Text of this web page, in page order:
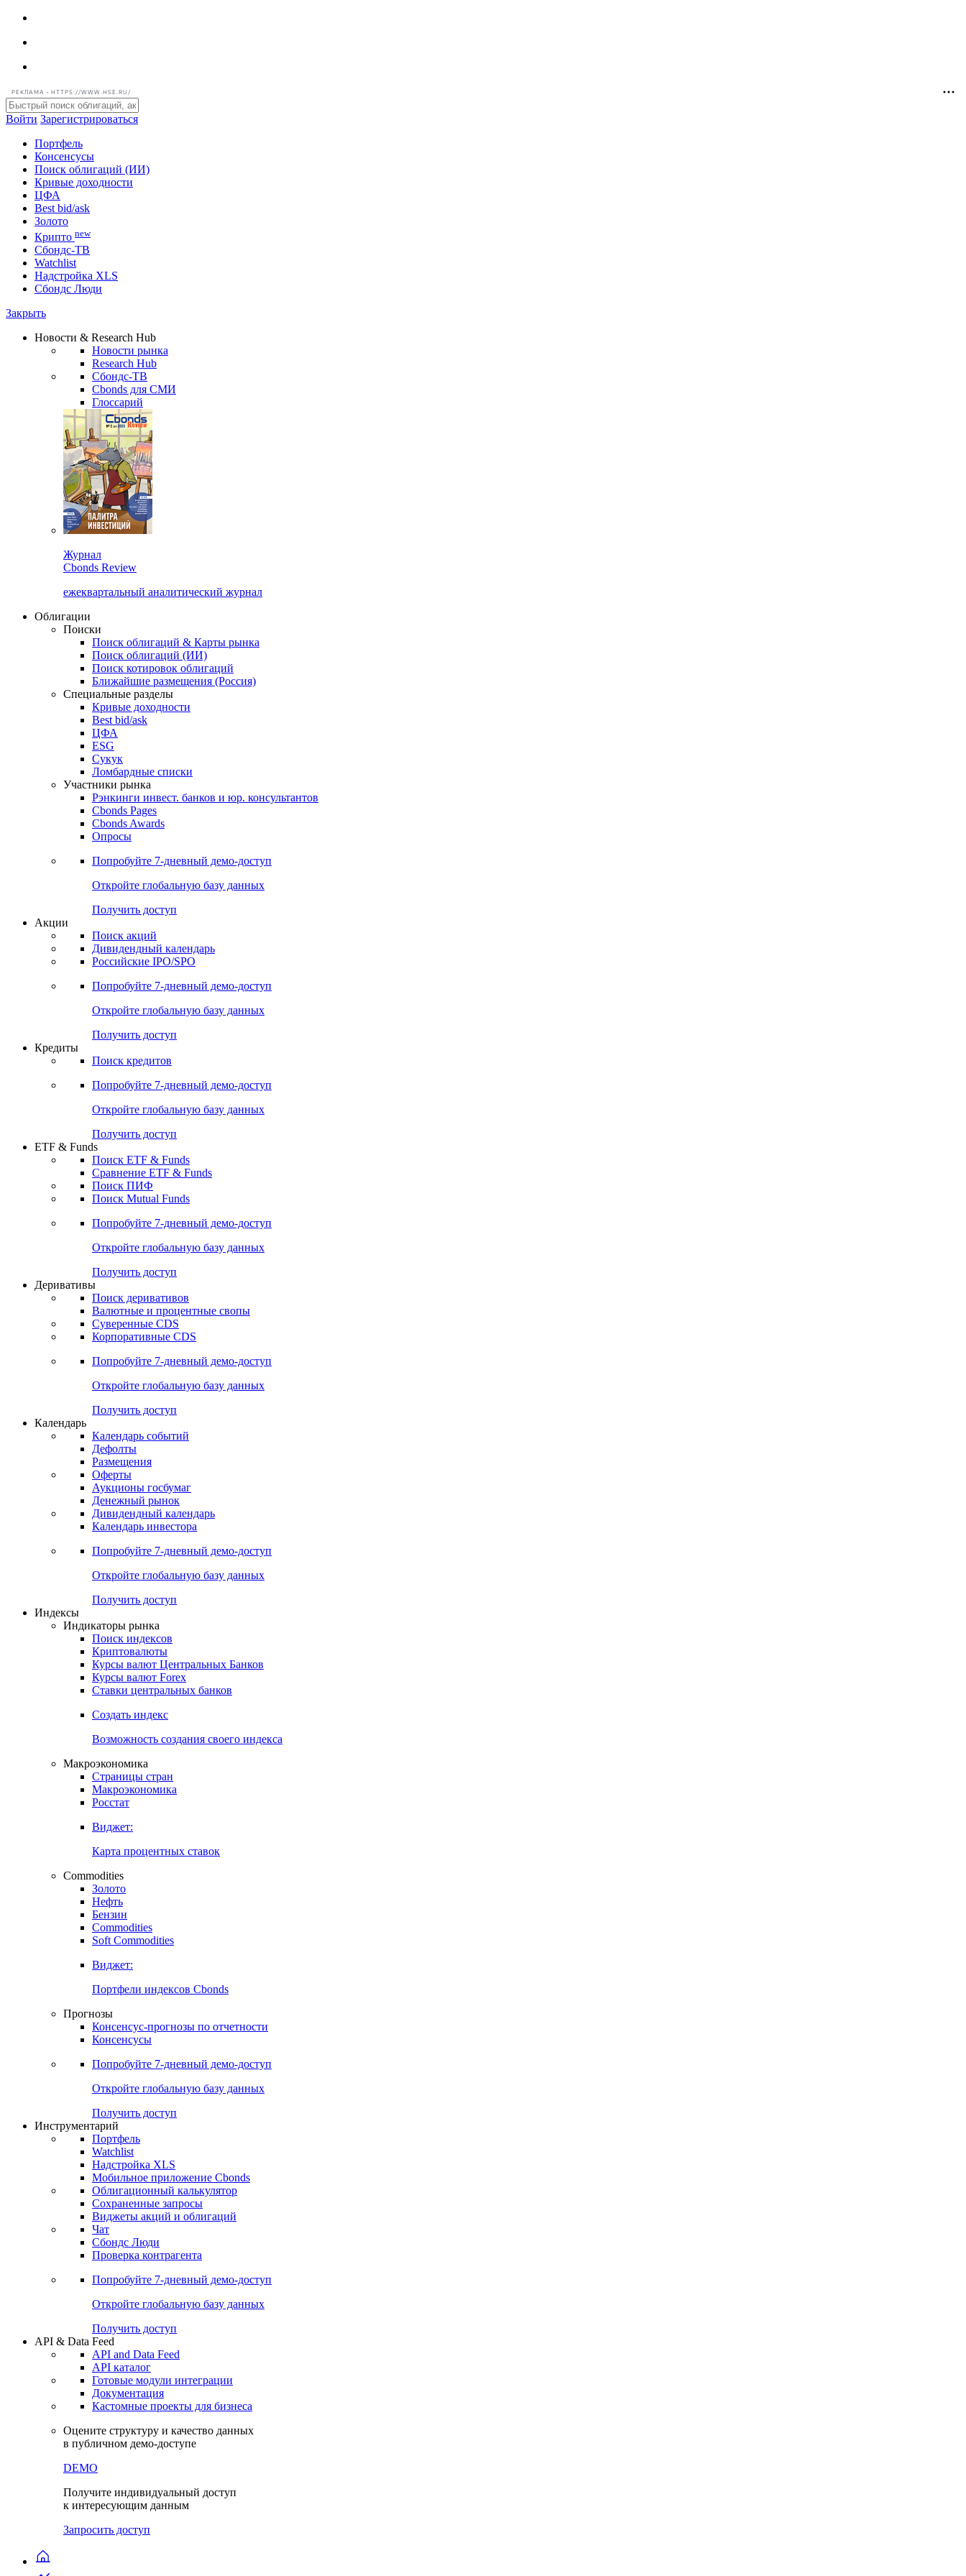
РЕКЛАМА • HTTPS://WWW.HSE.RU/
Войти Зарегистрироваться
Портфель
Консенсусы
Поиск облигаций (ИИ)
Кривые доходности
ЦФА
Best bid/ask
Золото
Криптоnew
Сбондс-ТВ
Надстройка XLS
Сбондс Люди
Новости & Research Hub
Новости рынка
Research Hub
Сбондс-ТВ
Cbonds для СМИ
Глоссарий
Журнал
Cbonds Review
ежеквартальный аналитический журнал
Облигации
Поиски
Поиск облигаций & Карты рынка
Поиск облигаций (ИИ)
Поиск котировок облигаций
Ближайшие размещения (Россия)
Специальные разделы
Кривые доходности
Best bid/ask
ЦФА
ESG
Сукук
Ломбардные списки
Участники рынка
Рэнкинги инвест. банков и юр. консультантов
Cbonds Pages
Cbonds Awards
Опросы
Попробуйте7-дневный
Откройте глобальную базу данных
Получить доступ
Акции
Поиск акций
Дивидендный календарь
Российские IPO/SPO
Попробуйте7-дневный
Откройте глобальную базу данных
Получить доступ
Кредиты
Поиск кредитов
Попробуйте7-дневный
Откройте глобальную базу данных
Получить доступ
ETF & Funds
Поиск ETF & Funds
Сравнение ETF & Funds
Поиск ПИФ
Поиск Mutual Funds
Попробуйте7-дневный
Откройте глобальную базу данных
Получить доступ
Деривативы
Поиск деривативов
Валютные и процентные свопы
Суверенные CDS
Корпоративные CDS
Попробуйте7-дневный
Откройте глобальную базу данных
Получить доступ
Календарь
Календарь событий
Дефолты
Размещения
Оферты
Аукционы госбумаг
Денежный рынок
Дивидендный календарь
Календарь инвестора
Попробуйте7-дневный
Получить доступ
Индикаторы рынка
Поиск индексов
Криптовалюты
Курсы валют Центральных Банков
Курсы валют Forex
Ставки центральных банков
Создать индекс
Возможность создания своего индекса
Макроэкономика
Страницы стран
Макроэкономика
Росстат
Виджет:
Карта процентных ставок
Commodities
Золото
Нефть
Бензин
Commodities
Soft Commodities
Виджет:
Портфели индексов Cbonds
Прогнозы
Консенсус-прогнозы по отчетности
Консенсусы
Попробуйте7-дневный
Откройте глобальную базу данных
Получить доступ
Инструментарий
Портфель
Watchlist
Надстройка XLS
Мобильное приложение Cbonds
Облигационный калькулятор
Сохраненные запросы
Виджеты акций и облигаций
Чат
Сбондс Люди
Проверка контрагента
Попробуйте7-дневный
Откройте глобальную базу данных
Получить доступ
API & Data Feed
API and Data Feed
API каталог
Документация
Кастомные проекты для бизнеса
Оцените структуру и качество данных
в публичном демо-доступе
DEMO
Получите индивидуальный доступ